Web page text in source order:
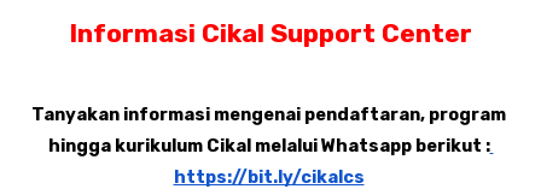
Informasi Cikal Support Center
Tanyakan informasi mengenai pendaftaran, program
hingga kurikulum Cikal melalui Whatsapp berikut :
https://bit.ly/cikalcs